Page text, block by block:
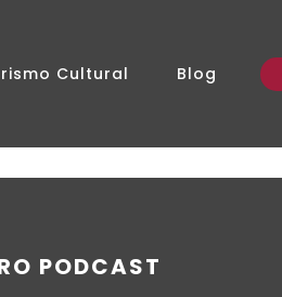
Cultural Blog
PODCAST